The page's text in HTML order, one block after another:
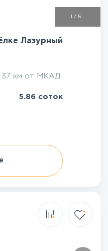
/ 5
Лазурный
37 км от МКАД
5.86 соток